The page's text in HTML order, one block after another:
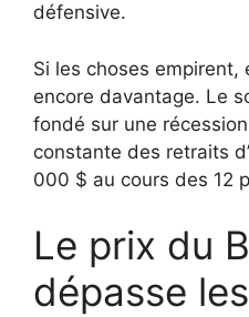
défensive.
Si les choses empirent,
encore davantage. Le
fondé sur une
constante des retraits
000 $ au cours des 12
Le prix du
dépasse